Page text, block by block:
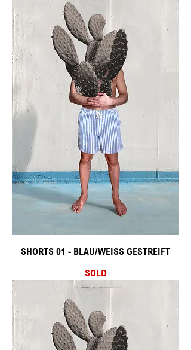
SHORTS 01 - BLAU/WEISS GESTREIFT
SOLD